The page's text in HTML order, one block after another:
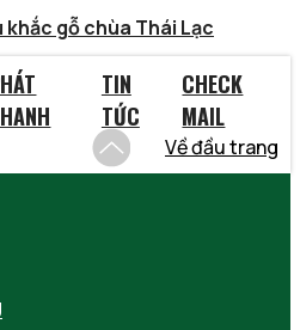
gỗ chùa Thái Lạc
TIN
TỨC
CHECK
MAIL
Về đầu trang